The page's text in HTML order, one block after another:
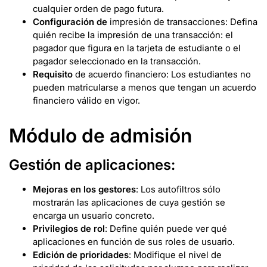
cualquier orden de pago futura.
Configuración de impresión de transacciones: Defina
quién recibe la impresión de una transacción: el
pagador que figura en la tarjeta de estudiante o el
pagador seleccionado en la transacción.
Requisito de acuerdo financiero: Los estudiantes no
pueden matricularse a menos que tengan un acuerdo
financiero válido en vigor.
Módulo de admisión
Gestión de aplicaciones:
Mejoras en los gestores: Los autofiltros sólo
mostrarán las aplicaciones de cuya gestión se
encarga un usuario concreto.
Privilegios de rol: Define quién puede ver qué
aplicaciones en función de sus roles de usuario.
Edición de prioridades: Modifique el nivel de